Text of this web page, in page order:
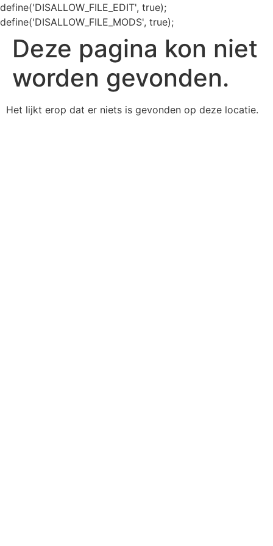
define('DISALLOW_FILE_EDIT', true);
define('DISALLOW_FILE_MODS', true);
Deze pagina kon niet
worden gevonden.
Het lijkt erop dat er niets is gevonden op deze locatie.